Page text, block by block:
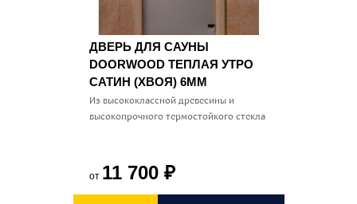
ДВЕРЬ ДЛЯ САУНЫ
DOORWOOD ТЕПЛАЯ УТРО
САТИН (ХВОЯ) 6ММ
Из высококлассной древесины и
высокопрочного термостойкого стекла
от 11 700 ₽